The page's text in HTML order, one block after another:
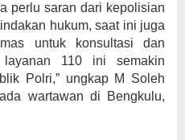
perlu saran dari kepolisian
hukum, saat ini juga
untuk konsultasi dan
110 ini semakin
Polri,” ungkap M Soleh
wartawan di Bengkulu,